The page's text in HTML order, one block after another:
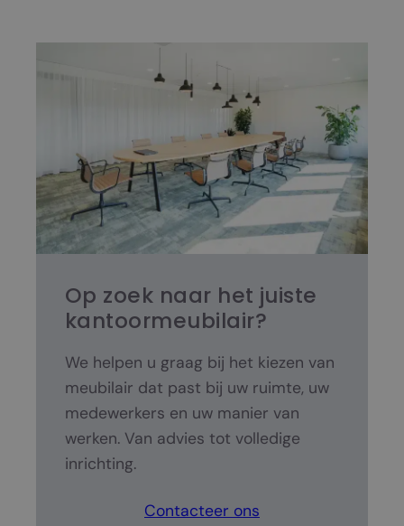
Op zoek naar het juiste
kantoormeubilair?
We helpen u graag bij het kiezen van
meubilair dat past bij uw ruimte, uw
medewerkers en uw manier van
werken. Van advies tot volledige
inrichting.
Contacteer ons